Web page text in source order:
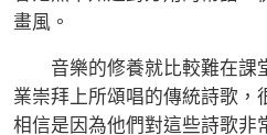
畫風。
音樂的修養就比較難在課
業崇拜上所頌唱的傳統詩歌，
相信是因為他們對這些詩歌非